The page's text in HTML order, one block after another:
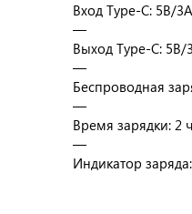
Вход Type-C: 5В/
—
Выход Type-C: 5В/
—
Беспроводная
—
Время зарядки: 2
—
Индикатор